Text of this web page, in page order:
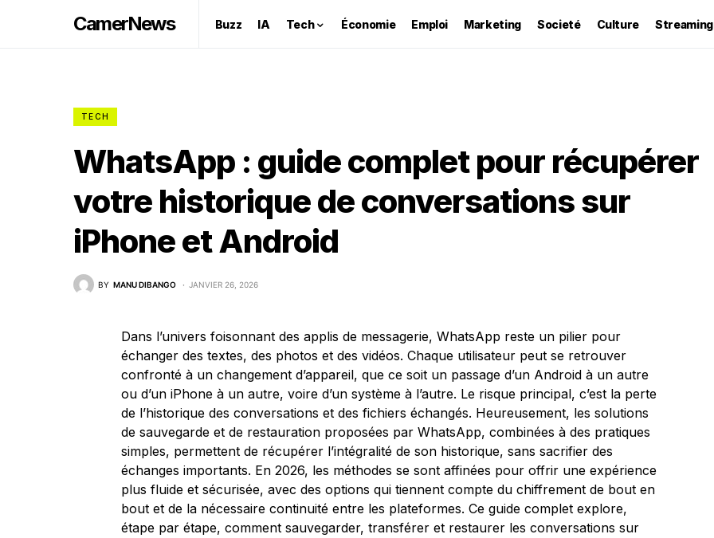
CamerNews Buzz IA Tech Économie Emploi Marketing Societé Culture Streaming
TECH
WhatsApp : guide complet pour récupérer
votre historique de conversations sur
iPhone et Android
BY MANU DIBANGO JANVIER 26, 2026
Dans l’univers foisonnant des applis de messagerie, WhatsApp reste un pilier pour
échanger des textes, des photos et des vidéos. Chaque utilisateur peut se retrouver
confronté à un changement d’appareil, que ce soit un passage d’un Android à un autre
ou d’un iPhone à un autre, voire d’un système à l’autre. Le risque principal, c’est la perte
de l’historique des conversations et des fichiers échangés. Heureusement, les solutions
de sauvegarde et de restauration proposées par WhatsApp, combinées à des pratiques
simples, permettent de récupérer l’intégralité de son historique, sans sacrifier des
échanges importants. En 2026, les méthodes se sont affinées pour offrir une expérience
plus fluide et sécurisée, avec des options qui tiennent compte du chiffrement de bout en
bout et de la nécessaire continuité entre les plateformes. Ce guide complet explore,
étape par étape, comment sauvegarder, transférer et restaurer les conversations sur